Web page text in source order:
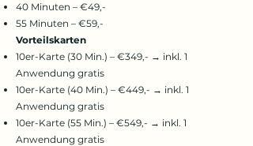
40 Minuten – €49,-
55 Minuten – €59,-
Vorteilskarten
10er-Karte (30 Min.) – €349,- → inkl. 1
Anwendung gratis
10er-Karte (40 Min.) – €449,- → inkl. 1
Anwendung gratis
10er-Karte (55 Min.) – €549,- → inkl. 1
Anwendung gratis